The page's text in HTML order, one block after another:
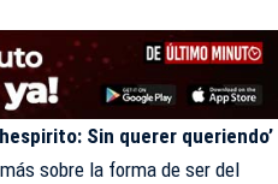
Sin querer queriendo’
sobre la forma de ser del